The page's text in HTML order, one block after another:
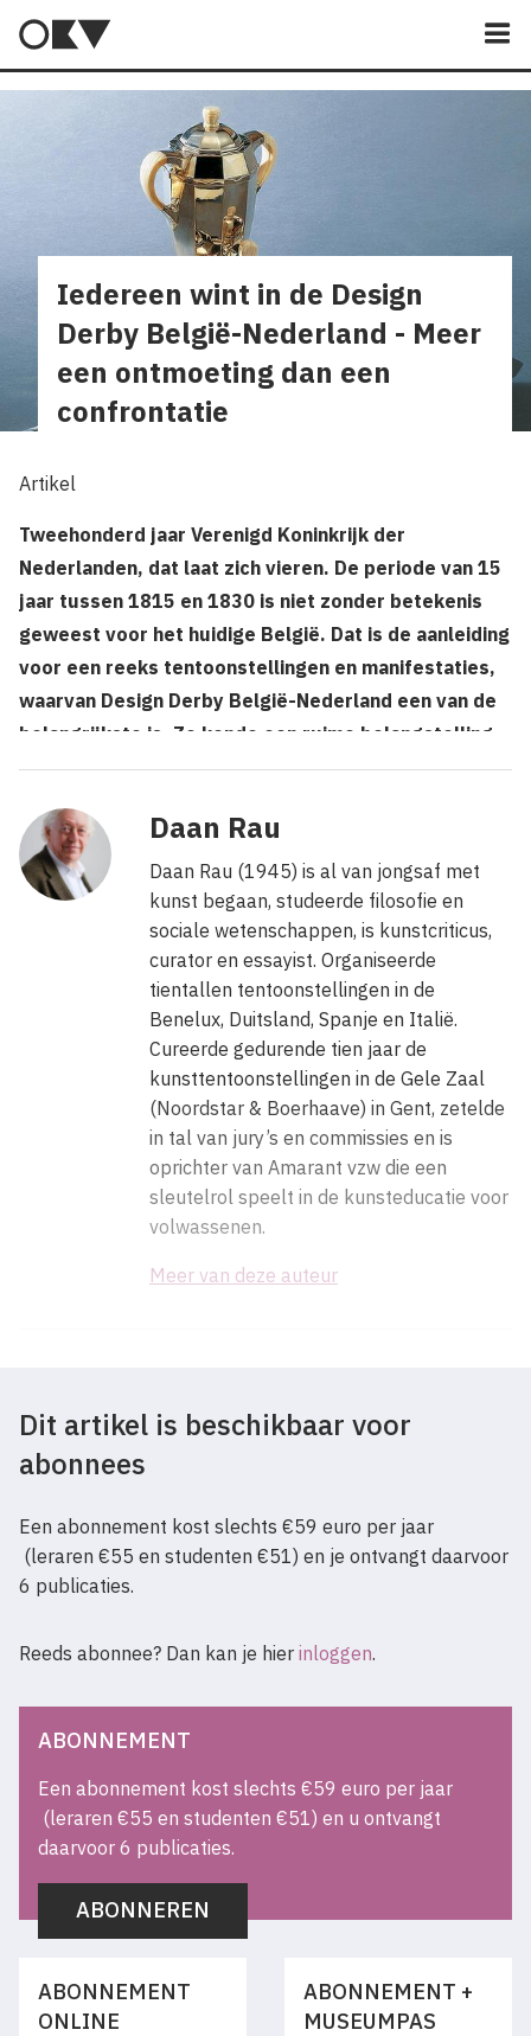
Iedereen wint in de Design
Derby België-Nederland - Meer
een ontmoeting dan een
confrontatie
Artikel
Tweehonderd jaar Verenigd Koninkrijk der
Nederlanden, dat laat zich vieren. De periode van 15
jaar tussen 1815 en 1830 is niet zonder betekenis
geweest voor het huidige België. Dat is de aanleiding
voor een reeks tentoonstellingen en manifestaties,
waarvan Design Derby België-Nederland een van de
belangrijkste is. Ze kende een ruime belangstelling
in het Museum Boijmans Van Beuningen in Rotterdam
Daan Rau
Daan Rau (1945) is al van jongsaf met
kunst begaan, studeerde filosofie en
sociale wetenschappen, is kunstcriticus,
curator en essayist. Organiseerde
tientallen tentoonstellingen in de
Benelux, Duitsland, Spanje en Italië.
Cureerde gedurende tien jaar de
kunsttentoonstellingen in de Gele Zaal
(Noordstar & Boerhaave) in Gent, zetelde
in tal van jury’s en commissies en is
oprichter van Amarant vzw die een
sleutelrol speelt in de kunsteducatie voor
volwassenen.
Meer van deze auteur
Dit artikel is beschikbaar voor
abonnees
Een abonnement kost slechts €59 euro per jaar
(leraren €55 en studenten €51) en je ontvangt daarvoor
6 publicaties.
Reeds abonnee? Dan kan je hier inloggen.
ABONNEMENT
Een abonnement kost slechts €59 euro per jaar
(leraren €55 en studenten €51) en u ontvangt
daarvoor 6 publicaties.
ABONNEREN
ABONNEMENT
ONLINE
ABONNEMENT +
MUSEUMPAS